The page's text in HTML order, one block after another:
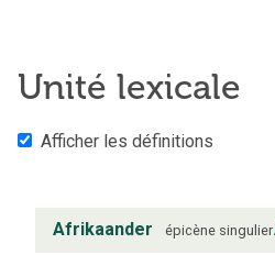
Unité lexicale
Afficher les définitions
Afrikaander épicène singulier